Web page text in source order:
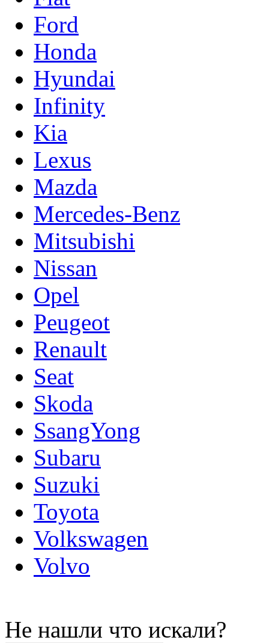
Ford
Honda
Hyundai
Infinity
Kia
Lexus
Mazda
Mercedes-Benz
Mitsubishi
Nissan
Opel
Peugeot
Renault
Seat
Skoda
SsangYong
Subaru
Suzuki
Toyota
Volkswagen
Volvo
Не нашли что искали?